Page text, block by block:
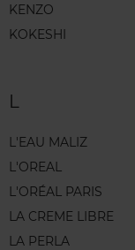
KENZO
KOKESHI
L
L'EAU MALIZ
L'OREAL
L'ORÉAL PARIS
LA CREME LIBRE
LA PERLA